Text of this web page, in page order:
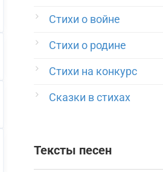
Стихи о войне
Стихи о родине
Стихи на конкурс
Сказки в стихах
Тексты песен